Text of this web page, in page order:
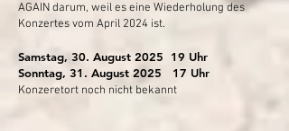
AGAIN darum, weil es eine Wiederholung des
Konzertes vom April 2024 ist.
Samstag, 30. August 2025 19 Uhr
Sonntag, 31. August 2025 17 Uhr
Konzeretort noch nicht bekannt